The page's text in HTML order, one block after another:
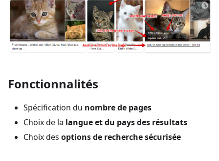
Fonctionnalités
Spécification du nombre de pages
Choix de la langue et du pays des résultats
Choix des options de recherche sécurisée